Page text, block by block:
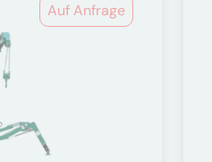
Auf Anfrage